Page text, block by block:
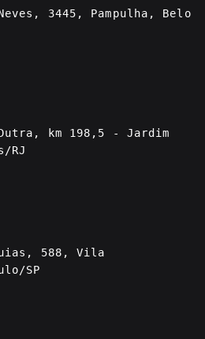
3445, Pampulha, Belo
km 198,5 - Jardim
RJ
588, Vila
SP